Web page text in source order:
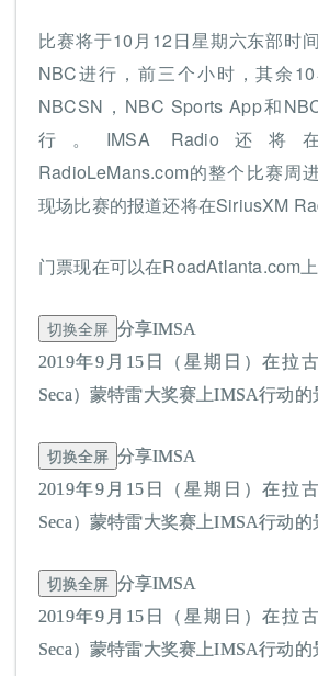
比赛将于10月12日星期六东部时
NBC进行，前三个小时，其余
NBCSN，NBC Sports App和
行。IMSA Radio还将在
RadioLeMans.com的整个比赛周
现场比赛的报道还将在SiriusXM
门票现在可以在RoadAtlanta.com上
切换全屏 分享IMSA
2019年9月15日（星期日）在拉
Seca）蒙特雷大奖赛上IMSA行动的
切换全屏 分享IMSA
2019年9月15日（星期日）在拉
Seca）蒙特雷大奖赛上IMSA行动的
切换全屏 分享IMSA
2019年9月15日（星期日）在拉
Seca）蒙特雷大奖赛上IMSA行动的